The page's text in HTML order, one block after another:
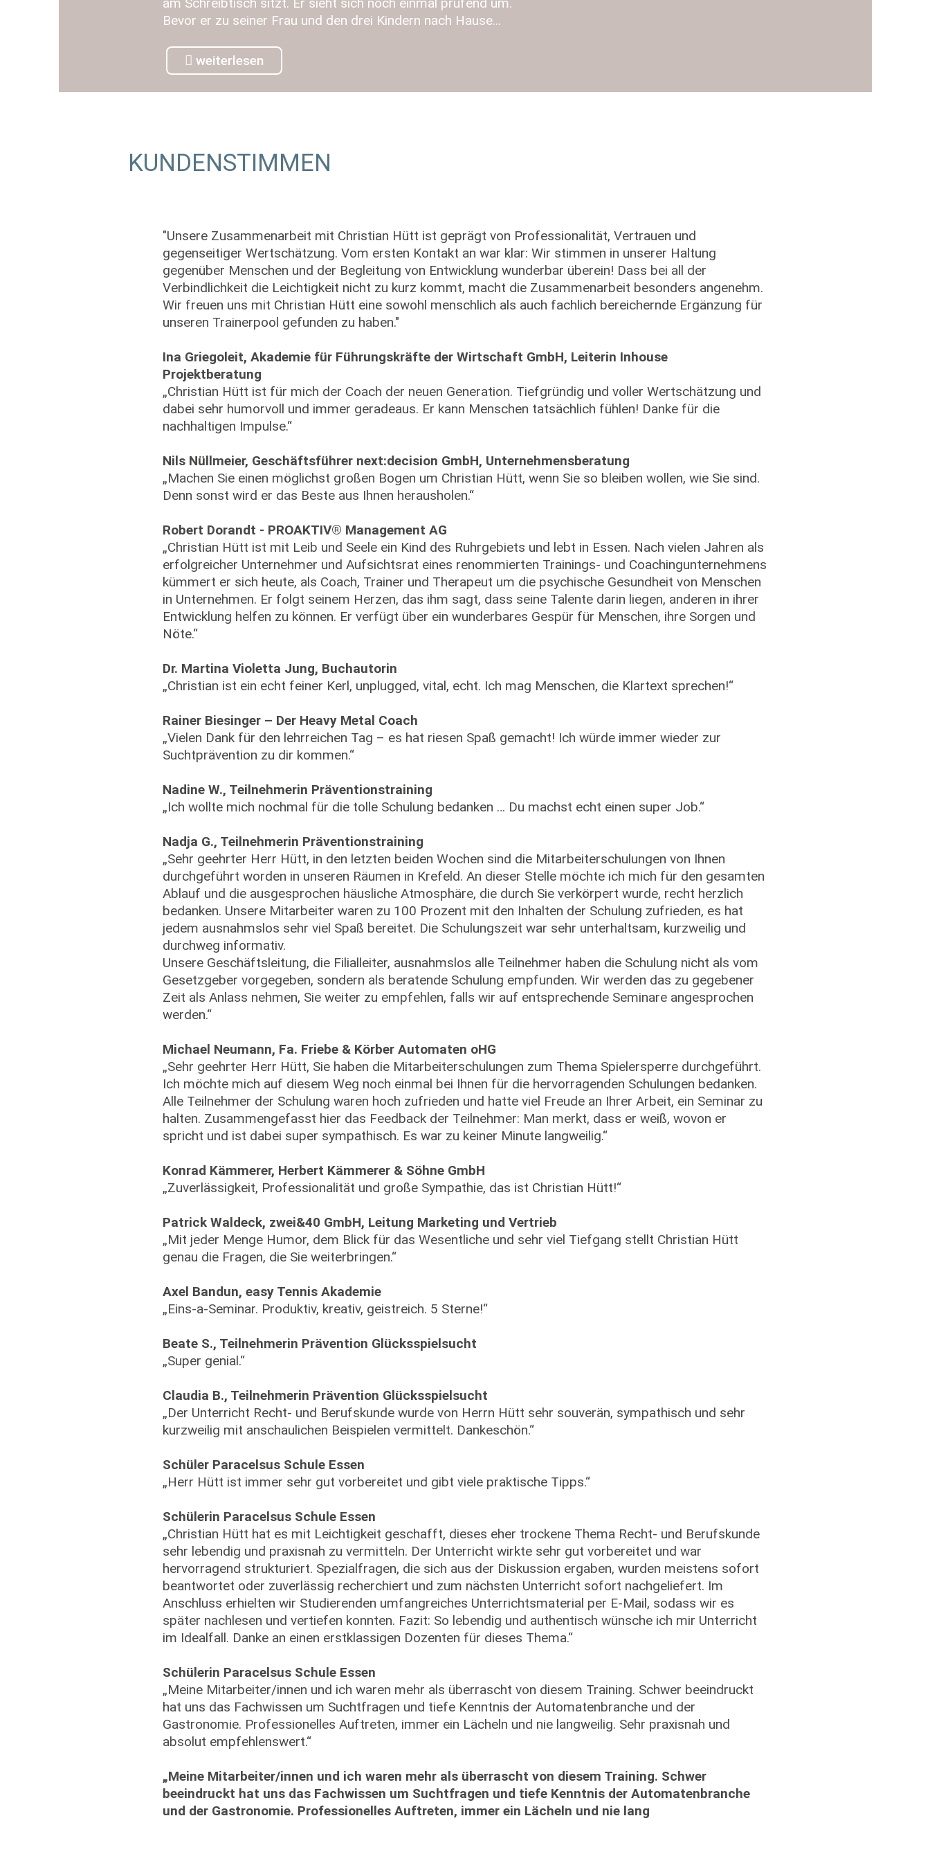
Bevor er zu seiner Frau und den drei Kindern nach Hause...
weiterlesen
KUNDENSTIMMEN
"Unsere Zusammenarbeit mit Christian Hütt ist geprägt von Professionalität, Vertrauen und
gegenseitiger Wertschätzung. Vom ersten Kontakt an war klar: Wir stimmen in unserer Haltung
gegenüber Menschen und der Begleitung von Entwicklung wunderbar überein! Dass bei all der
Verbindlichkeit die Leichtigkeit nicht zu kurz kommt, macht die Zusammenarbeit besonders angenehm.
Wir freuen uns mit Christian Hütt eine sowohl menschlich als auch fachlich bereichernde Ergänzung für
unseren Trainerpool gefunden zu haben."
Ina Griegoleit, Akademie für Führungskräfte der Wirtschaft GmbH, Leiterin Inhouse
Projektberatung
„Christian Hütt ist für mich der Coach der neuen Generation. Tiefgründig und voller Wertschätzung und
dabei sehr humorvoll und immer geradeaus. Er kann Menschen tatsächlich fühlen! Danke für die
nachhaltigen Impulse.“
Nils Nüllmeier, Geschäftsführer next:decision GmbH, Unternehmensberatung
„Machen Sie einen möglichst großen Bogen um Christian Hütt, wenn Sie so bleiben wollen, wie Sie sind.
Denn sonst wird er das Beste aus Ihnen herausholen.“
Robert Dorandt - PROAKTIV® Management AG
„Christian Hütt ist mit Leib und Seele ein Kind des Ruhrgebiets und lebt in Essen. Nach vielen Jahren als
erfolgreicher Unternehmer und Aufsichtsrat eines renommierten Trainings- und Coachingunternehmens
kümmert er sich heute, als Coach, Trainer und Therapeut um die psychische Gesundheit von Menschen
in Unternehmen. Er folgt seinem Herzen, das ihm sagt, dass seine Talente darin liegen, anderen in ihrer
Entwicklung helfen zu können. Er verfügt über ein wunderbares Gespür für Menschen, ihre Sorgen und
Nöte.“
Dr. Martina Violetta Jung, Buchautorin
„Christian ist ein echt feiner Kerl, unplugged, vital, echt. Ich mag Menschen, die Klartext sprechen!“
Rainer Biesinger – Der Heavy Metal Coach
„Vielen Dank für den lehrreichen Tag – es hat riesen Spaß gemacht! Ich würde immer wieder zur
Suchtprävention zu dir kommen.“
Nadine W., Teilnehmerin Präventionstraining
„Ich wollte mich nochmal für die tolle Schulung bedanken … Du machst echt einen super Job.“
Nadja G., Teilnehmerin Präventionstraining
„Sehr geehrter Herr Hütt, in den letzten beiden Wochen sind die Mitarbeiterschulungen von Ihnen
durchgeführt worden in unseren Räumen in Krefeld. An dieser Stelle möchte ich mich für den gesamten
Ablauf und die ausgesprochen häusliche Atmosphäre, die durch Sie verkörpert wurde, recht herzlich
bedanken. Unsere Mitarbeiter waren zu 100 Prozent mit den Inhalten der Schulung zufrieden, es hat
jedem ausnahmslos sehr viel Spaß bereitet. Die Schulungszeit war sehr unterhaltsam, kurzweilig und
durchweg informativ.
Unsere Geschäftsleitung, die Filialleiter, ausnahmslos alle Teilnehmer haben die Schulung nicht als vom
Gesetzgeber vorgegeben, sondern als beratende Schulung empfunden. Wir werden das zu gegebener
Zeit als Anlass nehmen, Sie weiter zu empfehlen, falls wir auf entsprechende Seminare angesprochen
werden.“
Michael Neumann, Fa. Friebe & Körber Automaten oHG
„Sehr geehrter Herr Hütt, Sie haben die Mitarbeiterschulungen zum Thema Spielersperre durchgeführt.
Ich möchte mich auf diesem Weg noch einmal bei Ihnen für die hervorragenden Schulungen bedanken.
Alle Teilnehmer der Schulung waren hoch zufrieden und hatte viel Freude an Ihrer Arbeit, ein Seminar zu
halten. Zusammengefasst hier das Feedback der Teilnehmer: Man merkt, dass er weiß, wovon er
spricht und ist dabei super sympathisch. Es war zu keiner Minute langweilig.“
Konrad Kämmerer, Herbert Kämmerer & Söhne GmbH
„Zuverlässigkeit, Professionalität und große Sympathie, das ist Christian Hütt!“
Patrick Waldeck, zwei&40 GmbH, Leitung Marketing und Vertrieb
„Mit jeder Menge Humor, dem Blick für das Wesentliche und sehr viel Tiefgang stellt Christian Hütt
genau die Fragen, die Sie weiterbringen.“
Axel Bandun, easy Tennis Akademie
„Eins-a-Seminar. Produktiv, kreativ, geistreich. 5 Sterne!“
Beate S., Teilnehmerin Prävention Glücksspielsucht
„Super genial.“
Claudia B., Teilnehmerin Prävention Glücksspielsucht
„Der Unterricht Recht- und Berufskunde wurde von Herrn Hütt sehr souverän, sympathisch und sehr
kurzweilig mit anschaulichen Beispielen vermittelt. Dankeschön.“
Schüler Paracelsus Schule Essen
„Herr Hütt ist immer sehr gut vorbereitet und gibt viele praktische Tipps.“
Schülerin Paracelsus Schule Essen
„Christian Hütt hat es mit Leichtigkeit geschafft, dieses eher trockene Thema Recht- und Berufskunde
sehr lebendig und praxisnah zu vermitteln. Der Unterricht wirkte sehr gut vorbereitet und war
hervorragend strukturiert. Spezialfragen, die sich aus der Diskussion ergaben, wurden meistens sofort
beantwortet oder zuverlässig recherchiert und zum nächsten Unterricht sofort nachgeliefert. Im
Anschluss erhielten wir Studierenden umfangreiches Unterrichtsmaterial per E-Mail, sodass wir es
später nachlesen und vertiefen konnten. Fazit: So lebendig und authentisch wünsche ich mir Unterricht
im Idealfall. Danke an einen erstklassigen Dozenten für dieses Thema.“
Schülerin Paracelsus Schule Essen
„Meine Mitarbeiter/innen und ich waren mehr als überrascht von diesem Training. Schwer beeindruckt
hat uns das Fachwissen um Suchtfragen und tiefe Kenntnis der Automatenbranche und der
Gastronomie. Professionelles Auftreten, immer ein Lächeln und nie langweilig. Sehr praxisnah und
absolut empfehlenswert.“
„Meine Mitarbeiter/innen und ich waren mehr als überrascht von diesem Training. Schwer
beeindruckt hat uns das Fachwissen um Suchtfragen und tiefe Kenntnis der Automatenbranche
und der Gastronomie. Professionelles Auftreten, immer ein Lächeln und nie lang